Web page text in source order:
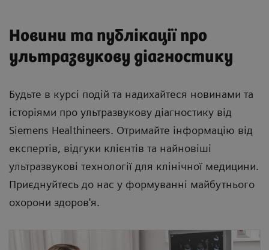
Новини та публікації про
ультразвукову діагностику
Будьте в курсі подій та надихайтеся новинами та
історіями про ультразвукову діагностику від
Siemens Healthineers. Отримайте інформацію від
експертів, відгуки клієнтів та найновіші
ультразвукові технології для клінічної медицини.
Приєднуйтесь до нас у формуванні майбутнього
охорони здоров'я.